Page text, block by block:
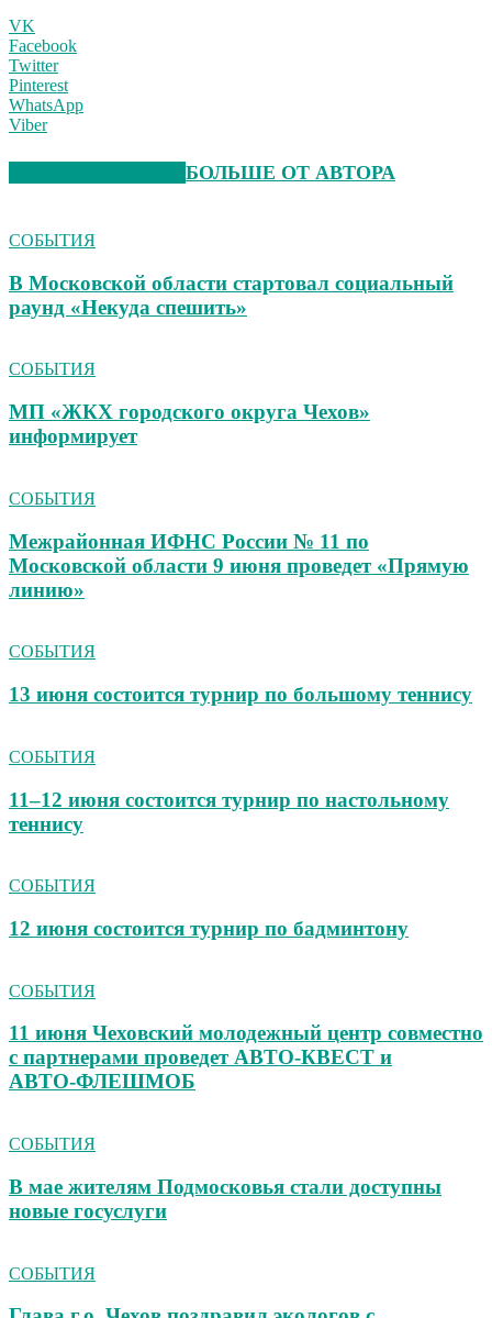
VK
Facebook
Twitter
Pinterest
WhatsApp
Viber
БОЛЬШЕ ОТ АВТОРА
СОБЫТИЯ
В Московской области стартовал социальный
раунд «Некуда спешить»
СОБЫТИЯ
МП «ЖКХ городского округа Чехов»
информирует
СОБЫТИЯ
Межрайонная ИФНС России № 11 по
Московской области 9 июня проведет «Прямую
линию»
СОБЫТИЯ
13 июня состоится турнир по большому теннису
СОБЫТИЯ
11–12 июня состоится турнир по настольному
теннису
СОБЫТИЯ
12 июня состоится турнир по бадминтону
СОБЫТИЯ
11 июня Чеховский молодежный центр совместно
с партнерами проведет АВТО‑КВЕСТ и
АВТО‑ФЛЕШМОБ
СОБЫТИЯ
В мае жителям Подмосковья стали доступны
новые госуслуги
СОБЫТИЯ